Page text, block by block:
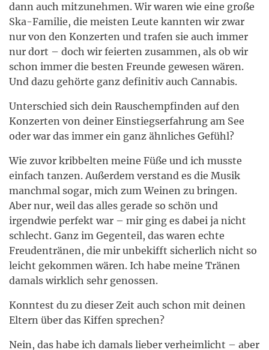
dann auch mitzunehmen. Wir waren wie eine große
Ska-Familie, die meisten Leute kannten wir zwar
nur von den Konzerten und trafen sie auch immer
nur dort – doch wir feierten zusammen, als ob wir
schon immer die besten Freunde gewesen wären.
Und dazu gehörte ganz definitiv auch Cannabis.
Unterschied sich dein Rauschempfinden auf den
Konzerten von deiner Einstiegserfahrung am See
oder war das immer ein ganz ähnliches Gefühl?
Wie zuvor kribbelten meine Füße und ich musste
einfach tanzen. Außerdem verstand es die Musik
manchmal sogar, mich zum Weinen zu bringen.
Aber nur, weil das alles gerade so schön und
irgendwie perfekt war – mir ging es dabei ja nicht
schlecht. Ganz im Gegenteil, das waren echte
Freudentränen, die mir unbekifft sicherlich nicht so
leicht gekommen wären. Ich habe meine Tränen
damals wirklich sehr genossen.
Konntest du zu dieser Zeit auch schon mit deinen
Eltern über das Kiffen sprechen?
Nein, das habe ich damals lieber verheimlicht – aber